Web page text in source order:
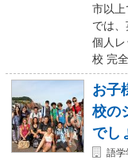
市以上
では
個人レ
校 完
お子
校の
でし
語